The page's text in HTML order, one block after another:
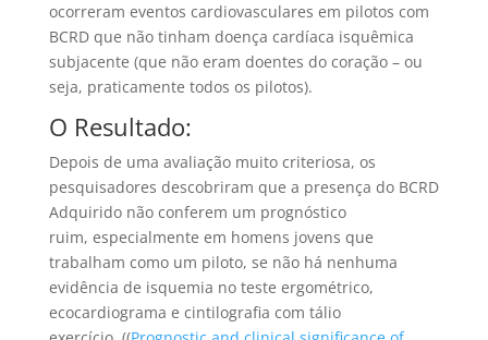
ocorreram eventos cardiovasculares em pilotos com
BCRD que não tinham doença cardíaca isquêmica
subjacente (que não eram doentes do coração – ou
seja, praticamente todos os pilotos).
O Resultado:
Depois de uma avaliação muito criteriosa, os
pesquisadores descobriram que a presença do BCRD
Adquirido não conferem um prognóstico
ruim, especialmente em homens jovens que
trabalham como um piloto, se não há nenhuma
evidência de isquemia no teste ergométrico,
ecocardiograma e cintilografia com tálio